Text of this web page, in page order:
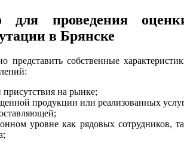
проведения
в Брянске
представить собственные
присутствия на рынке;
продукции или реализованных
уровне как рядовых сотрудников,